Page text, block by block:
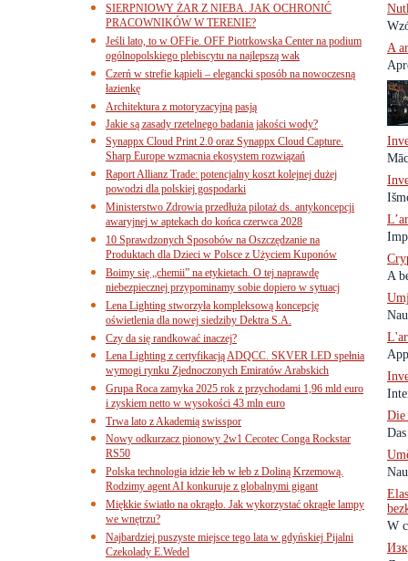
A
A
Die
W
SIERPNIOWY ŻAR Z NIEBA. JAK OCHRONIĆ
PRACOWNIKÓW W TERENIE?
Jeśli lato, to w OFFie. OFF Piotrkowska Center na podium
ogólnopolskiego plebiscytu na najlepszą wak
Czerń w strefie kąpieli – elegancki sposób na nowoczesną
łazienkę
Architektura z motoryzacyjną pasją
Jakie są zasady rzetelnego badania jakości wody?
Synappx Cloud Print 2.0 oraz Synappx Cloud Capture.
Sharp Europe wzmacnia ekosystem rozwiązań
Raport Allianz Trade: potencjalny koszt kolejnej dużej
powodzi dla polskiej gospodarki
Ministerstwo Zdrowia przedłuża pilotaż ds. antykoncepcji
awaryjnej w aptekach do końca czerwca 2028
10 Sprawdzonych Sposobów na Oszczędzanie na
Produktach dla Dzieci w Polsce z Użyciem Kuponów
Boimy się „chemii” na etykietach. O tej naprawdę
niebezpiecznej przypominamy sobie dopiero w sytuacj
Lena Lighting stworzyła kompleksową koncepcję
oświetlenia dla nowej siedziby Dektra S.A.
Czy da się randkować inaczej?
Lena Lighting z certyfikacją ADQCC. SKVER LED spełnia
wymogi rynku Zjednoczonych Emiratów Arabskich
Grupa Roca zamyka 2025 rok z przychodami 1,96 mld euro
i zyskiem netto w wysokości 43 mln euro
Trwa lato z Akademią swisspor
Nowy odkurzacz pionowy 2w1 Cecotec Conga Rockstar
RS50
Polska technologia idzie łeb w łeb z Doliną Krzemową.
Rodzimy agent AI konkuruje z globalnymi gigant
Miękkie światło na okrągło. Jak wykorzystać okrągłe lampy
we wnętrzu?
Najbardziej puszyste miejsce tego lata w gdyńskiej Pijalni
Czekolady E.Wedel